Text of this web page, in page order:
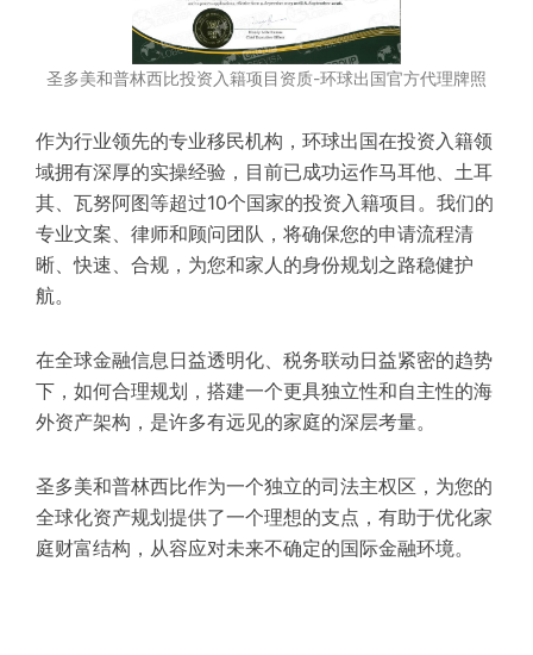
圣多美和普林西比投资入籍项目资质-环球出国官方代理牌照
作为行业领先的专业移民机构，环球出国在投资入籍领
域拥有深厚的实操经验，目前已成功运作马耳他、土耳
其、瓦努阿图等超过10个国家的投资入籍项目。我们的
专业文案、律师和顾问团队，将确保您的申请流程清
晰、快速、合规，为您和家人的身份规划之路稳健护
航。
在全球金融信息日益透明化、税务联动日益紧密的趋势
下，如何合理规划，搭建一个更具独立性和自主性的海
外资产架构，是许多有远见的家庭的深层考量。
圣多美和普林西比作为一个独立的司法主权区，为您的
全球化资产规划提供了一个理想的支点，有助于优化家
庭财富结构，从容应对未来不确定的国际金融环境。